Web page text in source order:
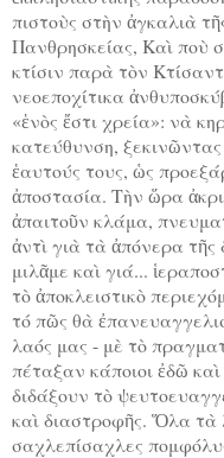
πιστοὺς στὴν ἀγκαλιὰ
Πανθρησκείας, Καὶ ποὺ
κτίσιν παρὰ τὸν
νεοεποχίτικα
«ἑνὸς ἔστι χρεία»: νὰ
κατεύθυνση,
ἑαυτούς τους, ὡς
ἀποστασία. Τὴν ὥρα
ἀπαιτοῦν κλάμα,
ἀντὶ γιὰ τὰ ἀπόνερα τῆς
μιλᾶμε καὶ γιά...
τὸ ἀποκλειστικὸ
τό πῶς θὰ
λαός μας - μὲ τὸ
πέταξαν κάποιοι ἐδῶ
διδάξουν τὸ
καὶ διαστροφῆς. Ὅλα τὰ
σαχλεπίσαχλες